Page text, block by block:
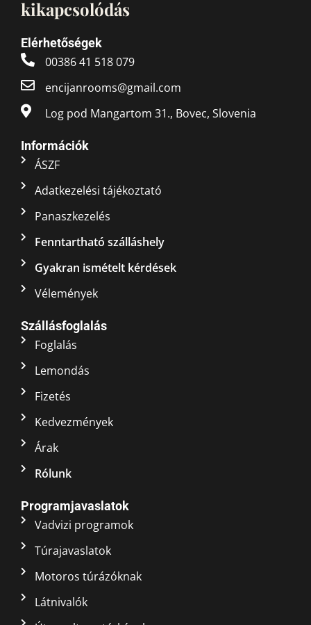
kikapcsolódás
Elérhetőségek
00386 41 518 079
encijanrooms@gmail.com
Log pod Mangartom 31., Bovec, Slovenia
Információk
ÁSZF
Adatkezelési tájékoztató
Panaszkezelés
Fenntartható szálláshely
Gyakran ismételt kérdések
Vélemények
Szállásfoglalás
Foglalás
Lemondás
Fizetés
Kedvezmények
Árak
Rólunk
Programjavaslatok
Vadvizi programok
Túrajavaslatok
Motoros túrázóknak
Látnivalók